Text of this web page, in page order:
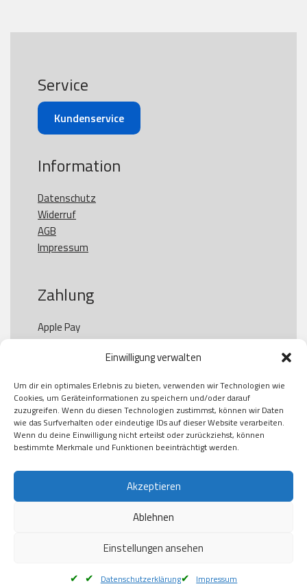
Einwilligung verwalten
Um dir ein optimales Erlebnis zu bieten, verwenden wir Technologien wie
Cookies, um Geräteinformationen zu speichern und/oder darauf
zuzugreifen. Wenn du diesen Technologien zustimmst, können wir Daten
wie das Surfverhalten oder eindeutige IDs auf dieser Website verarbeiten.
Wenn du deine Einwilligung nicht erteilst oder zurückziehst, können
bestimmte Merkmale und Funktionen beeinträchtigt werden.
Akzeptieren
Ablehnen
Einstellungen ansehen
Datenschutzerklärung Impressum
Service
Kundenservice
Information
Datenschutz
Widerruf
AGB
Impressum
Zahlung
Apple Pay
Paypal
Kauf auf Rechung
Klarna
American Express